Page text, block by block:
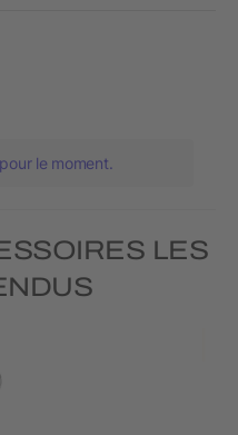
le moment.
LES